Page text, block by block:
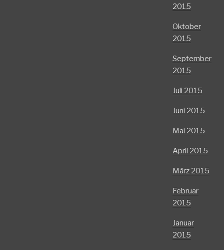
2015
Oktober
2015
September
2015
Juli 2015
Juni 2015
Mai 2015
April 2015
März 2015
Februar
2015
Januar
2015